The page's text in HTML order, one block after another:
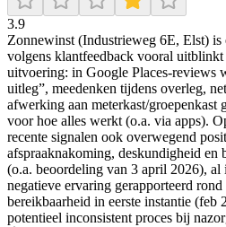
3.9
Zonnewinst (Industrieweg 6E, Elst) is
volgens klantfeedback vooral
uitvoering: in Google Places-reviews
uitleg”, meedenken tijdens overleg,
afwerking aan meterkast/groepenkast
voor hoe alles werkt (o.a. via apps).
recente signalen ook overwegend
afspraaknakoming, deskundigheid en
(o.a. beoordeling van 3 april 2026), al
negatieve ervaring gerapporteerd rond
bereikbaarheid in eerste instantie (feb
potentieel inconsistent proces bij